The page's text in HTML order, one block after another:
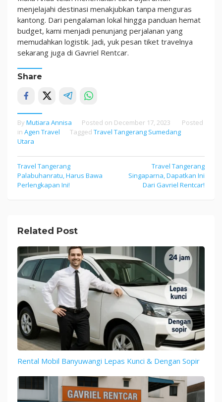
menjelajahi destinasi menakjubkan tanpa menguras
kantong. Dari pengalaman lokal hingga panduan hemat
budget, kami menjadi penunjang perjalanan yang
memudahkan logistik. Jadi, yuk pesan tiket travelnya
sekarang juga di Gavriel Rentcar.
Share
By Mutiara Annisa Posted on December 17, 2023
Posted
in Agen Travel Tagged Travel Tangerang Sumedang
Utara
Post
navigation
Travel Tangerang
Palabuhanratu, Harus Bawa
Perlengkapan Ini!
Travel Tangerang
Singaparna, Dapatkan Ini
Dari Gavriel Rentcar!
Related Post
Rental Mobil Banyuwangi Lepas Kunci & Dengan Sopir